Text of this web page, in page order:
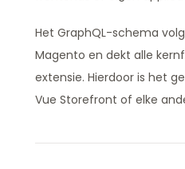
Het GraphQL-schema
Magento en dekt alle
extensie. Hierdoor is het
Vue Storefront of elke